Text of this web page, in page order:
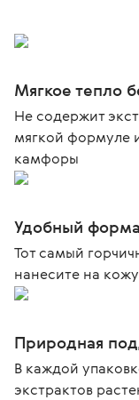
Мягкое тепло
Не содержит
мягкой формуле
камфоры
Удобный
Тот самый
нанесите на
Природная
В каждой
экстрактов